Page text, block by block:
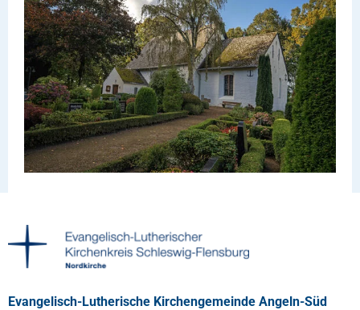
Evangelisch-Lutherische Kirchengemeinde Angeln-Süd